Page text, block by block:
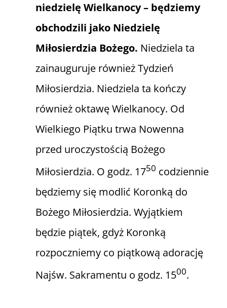
niedzielę Wielkanocy – będziemy
obchodzili jako Niedzielę
Miłosierdzia Bożego. Niedziela ta
zainauguruje również Tydzień
Miłosierdzia. Niedziela ta kończy
również oktawę Wielkanocy. Od
Wielkiego Piątku trwa Nowenna
przed uroczystością Bożego
Miłosierdzia. O godz. 1750 codziennie
będziemy się modlić Koronką do
Bożego Miłosierdzia. Wyjątkiem
będzie piątek, gdyż Koronką
rozpoczniemy co piątkową adorację
Najśw. Sakramentu o godz. 1500.